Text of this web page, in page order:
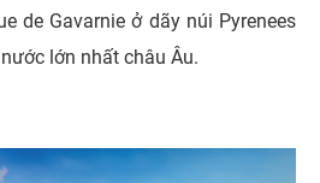
de Gavarnie ở dãy núi Pyrenees
lớn nhất châu Âu.